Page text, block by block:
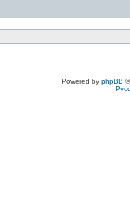
Powered by phpBB